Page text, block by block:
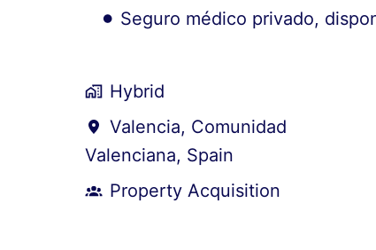
Seguro médico privado,
Hybrid
Valencia, Comunidad
Valenciana, Spain
Property Acquisition